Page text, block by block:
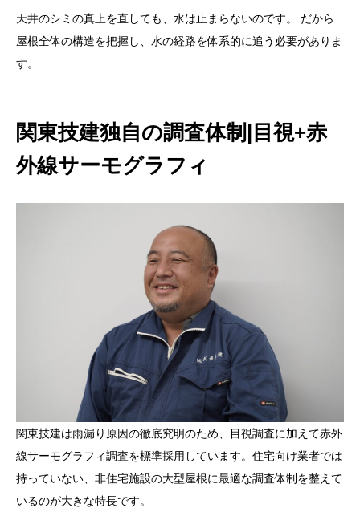
天井のシミの真上を直しても、水は止まらないのです。 だから
屋根全体の構造を把握し、水の経路を体系的に追う必要がありま
す。
関東技建独自の調査体制|目視+赤
外線サーモグラフィ
関東技建は雨漏り原因の徹底究明のため、目視調査に加えて赤外
線サーモグラフィ調査を標準採用しています。住宅向け業者では
持っていない、非住宅施設の大型屋根に最適な調査体制を整えて
いるのが大きな特長です。